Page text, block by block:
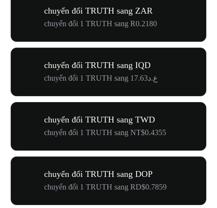
chuyển đổi TRUTH sang ZAR
chuyển đổi 1 TRUTH sang R0.2180
chuyển đổi TRUTH sang IQD
chuyển đổi 1 TRUTH sang ع.د17.63
chuyển đổi TRUTH sang TWD
chuyển đổi 1 TRUTH sang NT$0.4355
chuyển đổi TRUTH sang DOP
chuyển đổi 1 TRUTH sang RD$0.7859